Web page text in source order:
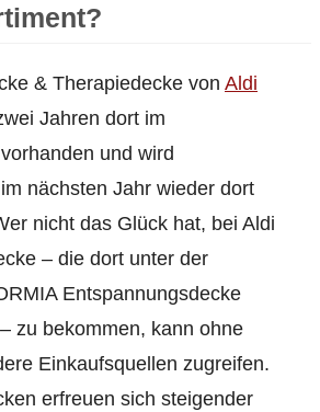
& Therapiedecke von Aldi
Jahren dort im
und wird
nächsten Jahr wieder dort
nicht das Glück hat, bei Aldi
– die dort unter der
Entspannungsdecke
zu bekommen, kann ohne
Einkaufsquellen zugreifen.
erfreuen sich steigender